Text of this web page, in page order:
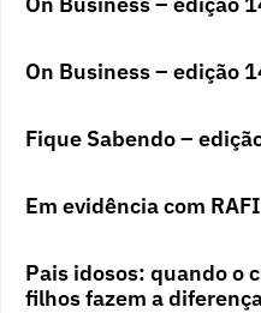
On Business – edição
Fique Sabendo –
Em evidência com
Pais idosos: quando o
filhos fazem a